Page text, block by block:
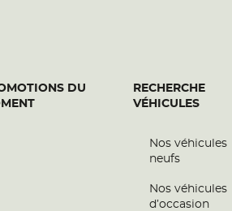
DU
RECHERCHE
VÉHICULES
Nos véhicules
neufs
Nos véhicules
d’occasion